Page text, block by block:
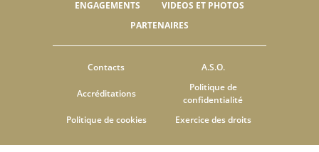
ENGAGEMENTS
VIDEOS ET PHOTOS
PARTENAIRES
Contacts A.S.O.
Accréditations
Politique de
confidentialité
Politique de cookies
Exercice des droits